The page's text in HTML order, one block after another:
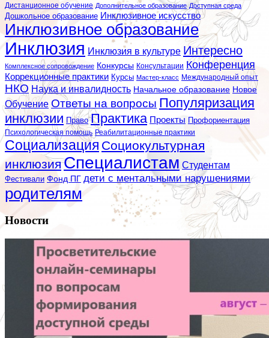
Дистанционное обучение Дополнительное образование Доступная среда
Дошкольное образование Инклюзивное искусство
Инклюзивное образование
Инклюзия Инклюзия в культуре Интересно
Комплексное сопровождение Конкурсы Консультации Конференция
Коррекционные практики Курсы Мастер-класс Международный опыт
НКО Наука и инвалидность Начальное образование Новое
Обучение Ответы на вопросы Популяризация
инклюзии Право Практика Проекты Профориентация
Психологическая помощь Реабилитационные практики
Социализация Социокультурная
инклюзияСпециалистам Студентам
Фестивали Фонд ПГ дети с ментальными нарушениями
родителям
Новости